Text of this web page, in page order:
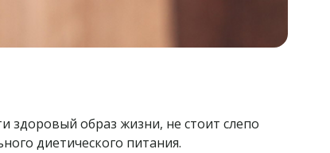
здоровый образ жизни, не стоит слепо
диетического питания.